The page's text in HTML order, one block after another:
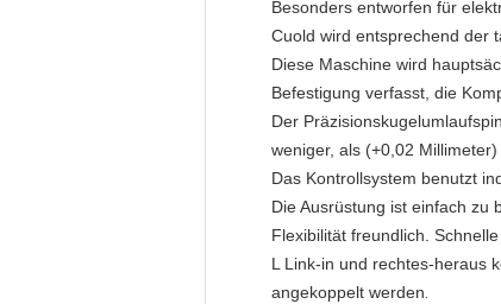
Besonders entworfen für
Cuold wird entsprechend der
Diese Maschine wird
Befestigung verfasst, die
Der
weniger, als (+0,02
Das Kontrollsystem benutzt
Die Ausrüstung ist einfach zu
Flexibilität freundlich.
L Link-in und rechtes-heraus
angekoppelt werden